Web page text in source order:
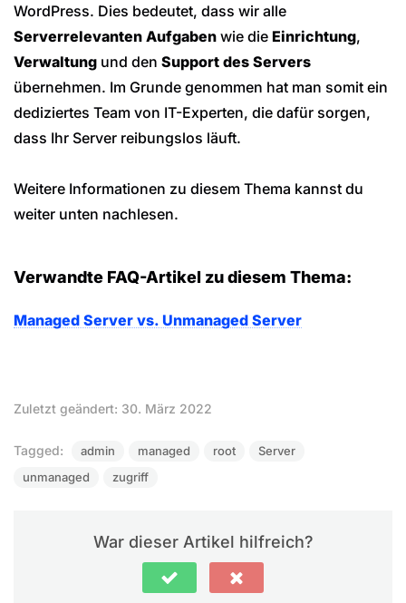
WordPress. Dies bedeutet, dass wir alle
Serverrelevanten Aufgaben wie die Einrichtung,
Verwaltung und den Support des Servers
übernehmen. Im Grunde genommen hat man somit ein
dediziertes Team von IT-Experten, die dafür sorgen,
dass Ihr Server reibungslos läuft.
Weitere Informationen zu diesem Thema kannst du
weiter unten nachlesen.
Verwandte FAQ-Artikel zu diesem Thema:
Managed Server vs. Unmanaged Server
Zuletzt geändert: 30. März 2022
Tagged: admin managed root
Server
unmanaged
zugriff
War dieser Artikel hilfreich?